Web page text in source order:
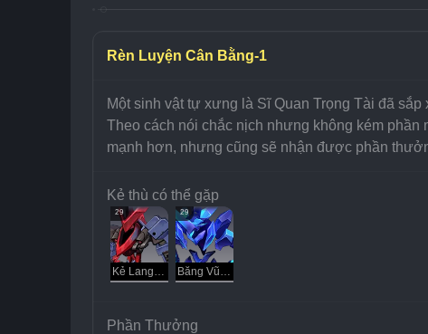
Rèn Luyện Cân Bằng-1
Một sinh vật tự xưng là Sĩ Quan Trọng Tài đã sắp
Theo cách nói chắc nịch nhưng không kém phần
mạnh hơn, nhưng cũng sẽ nhận được phần
Kẻ thù có thể gặp
29
Kẻ Lang Thang Bốc Cháy
29
Băng Vũ Trụ
Phần Thưởng